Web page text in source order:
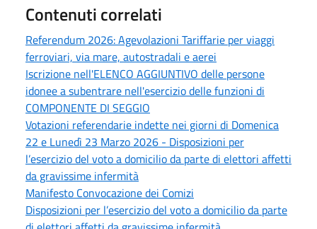
Contenuti correlati
Referendum 2026: Agevolazioni Tariffarie per viaggi
ferroviari, via mare, autostradali e aerei
Iscrizione nell'ELENCO AGGIUNTIVO delle persone
idonee a subentrare nell'esercizio delle funzioni di
COMPONENTE DI SEGGIO
Votazioni referendarie indette nei giorni di Domenica
22 e Lunedì 23 Marzo 2026 - Disposizioni per
l’esercizio del voto a domicilio da parte di elettori affetti
da gravissime infermità
Manifesto Convocazione dei Comizi
Disposizioni per l’esercizio del voto a domicilio da parte